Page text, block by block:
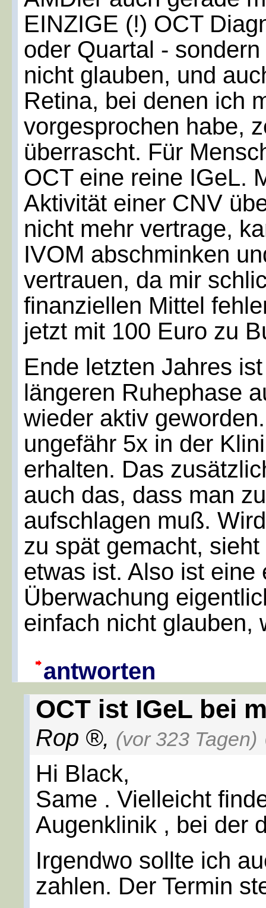
EINZIGE (!) OCT
oder Quartal -
nicht glauben, und
Retina, bei denen ich
vorgesprochen habe,
überrascht. Für
OCT eine reine IGeL.
Aktivität einer CNV
nicht mehr vertrage,
IVOM abschminken
vertrauen, da mir
finanziellen Mittel
jetzt mit 100 Euro zu
Ende letzten Jahres
längeren Ruhephase
wieder aktiv
ungefähr 5x in der
erhalten. Das
auch das, dass man
aufschlagen muß.
zu spät gemacht,
etwas ist. Also ist eine
Überwachung
einfach nicht glauben,
antworten
OCT ist IGeL bei
Rop , (vor 323 Tagen)
Hi Black,
Same . Vielleicht
Augenklinik , bei der
Irgendwo sollte ich
zahlen. Der Termin